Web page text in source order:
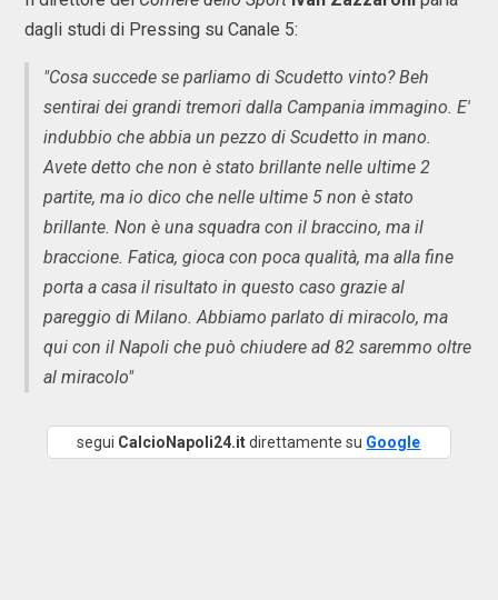
dagli studi di Pressing su Canale 5:
"Cosa succede se parliamo di Scudetto vinto? Beh
sentirai dei grandi tremori dalla Campania immagino. E'
indubbio che abbia un pezzo di Scudetto in mano.
Avete detto che non è stato brillante nelle ultime 2
partite, ma io dico che nelle ultime 5 non è stato
brillante. Non è una squadra con il braccino, ma il
braccione. Fatica, gioca con poca qualità, ma alla fine
porta a casa il risultato in questo caso grazie al
pareggio di Milano. Abbiamo parlato di miracolo, ma
qui con il Napoli che può chiudere ad 82 saremmo oltre
al miracolo"
segui CalcioNapoli24.itdirettamente su Google